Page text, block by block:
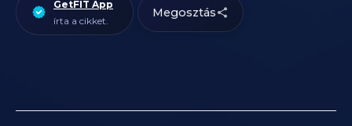
GetFIT App
írta a cikket.
Megosztás